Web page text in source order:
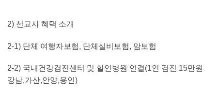
2) 선교사 혜택 소개
2-1) 단체 여행자보험, 단체실비보험, 암보험
2-2) 국내건강검진센터 및 할인병원 연결(1인 검진 15만원
강남,가산,안양,용인)